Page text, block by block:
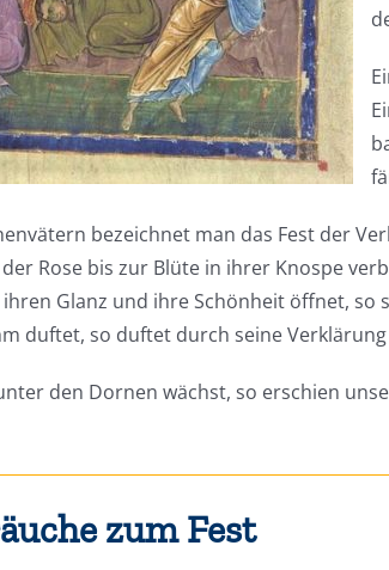
bezeichnet man das Fest der
Rose bis zur Blüte in ihrer Knospe
Glanz und ihre Schönheit öffnet,
duftet, so duftet durch seine
den Dornen wächst, so erschien
zum Fest